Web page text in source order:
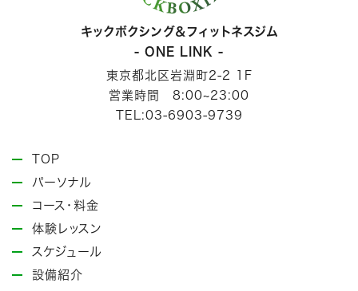
キックボクシング＆フィットネスジム
- ONE LINK -
東京都北区岩淵町2-2 1F
営業時間 8:00~23:00
TEL:03-6903-9739
TOP
パーソナル
コース・料金
体験レッスン
スケジュール
設備紹介